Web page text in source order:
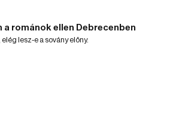
a románok ellen Debrecenben
lesz-e a sovány előny.